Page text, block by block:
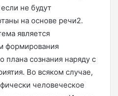
не будут
на основе речи2.
является
формирования
плана сознания наряду с
Во всяком случае,
человеческое